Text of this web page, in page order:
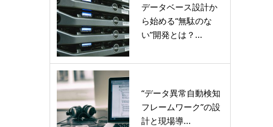
データベース設計か
ら始める“無駄のな
い”開発とは？...
“データ異常自動検知
フレームワーク”の設
計と現場導...